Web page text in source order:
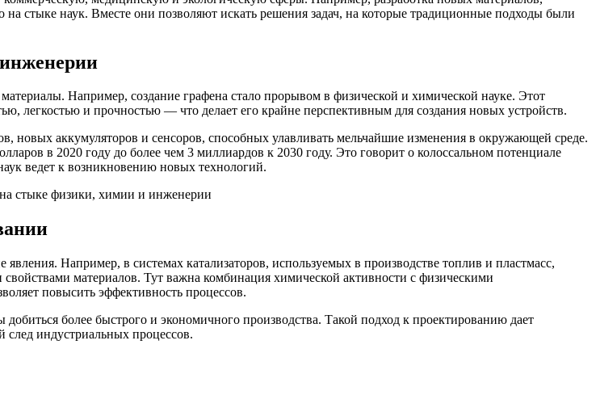
стыке наук. Вместе они позволяют искать решения задач, на которые традиционные подходы были
Например, создание графена стало прорывом в физической и химической науке. Этот
легкостью и прочностью — что делает его крайне перспективным для создания новых устройств.
новых аккумуляторов и сенсоров, способных улавливать мельчайшие изменения в окружающей среде.
в 2020 году до более чем 3 миллиардов к 2030 году. Это говорит о колоссальном потенциале
ведет к возникновению новых технологий.
Например, в системах катализаторов, используемых в производстве топлив и пластмасс,
материалов. Тут важна комбинация химической активности с физическими
повысить эффективность процессов.
более быстрого и экономичного производства. Такой подход к проектированию дает
след индустриальных процессов.